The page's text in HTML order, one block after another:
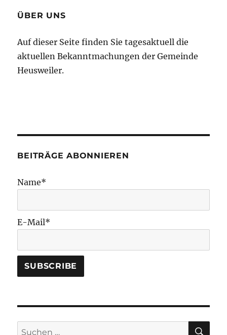
ÜBER UNS
Auf dieser Seite finden Sie tagesaktuell die
aktuellen Bekanntmachungen der Gemeinde
Heusweiler.
BEITRÄGE ABONNIEREN
Name*
E-Mail*
Suchen